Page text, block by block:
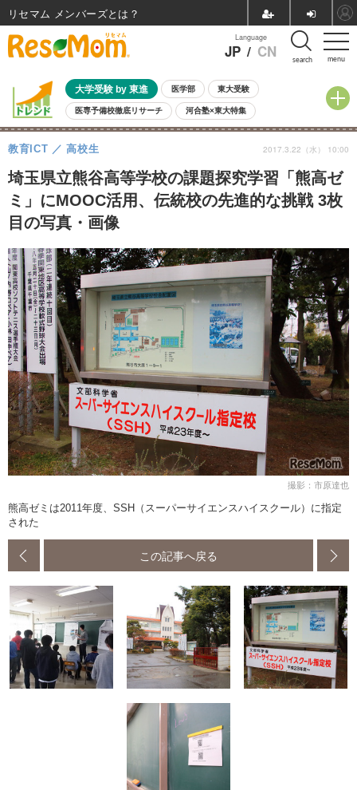
menu
Language
JP / CN search
大学受験 by 東進 医学部 東大受験
医専予備校徹底リサーチ 河合塾×東大特集
親子で考える大学選び 高校受験 中学受験 小学校受験
共通テスト 夏休み
8月開催イベント・WS 全国公立高校 過去問 人気記事
自由研究教材（小学生向け） 自由研究教材（中学生向け） ランキング
埼玉県立熊谷高等学校の課題探究学習「熊高ゼ
ミ」にMOOC活用、伝統校の先進的な挑戦 3枚
目の写真・画像
教育ICT 高校生 2017.3.22（水） 10:00
撮影：市原達也
熊高ゼミは2011年度、SSH（スーパーサイエンスハイスクール）に指定
された
この記事へ戻る
リセマム メンバーズ